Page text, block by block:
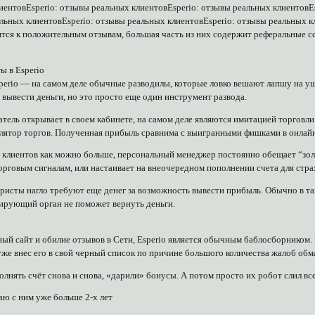
отзывы реальных клиентовEsperio: отзывы реальных
клиентовEsperio: отзывы реальных клиентовEsperio: отзывы реальных
к положительным отзывам, большая часть из них содержит реферальные
в Esperio
— на самом деле обычные разводилы, которые ловко вешают лапшу на
деньги, но это просто еще один инструмент развода.
открывает в своем кабинете, на самом деле являются имитацией
торгов. Полученная прибыль сравнима с выигранными фишками в
как можно больше, персональный менеджер постоянно обещает
сигналам, или настаивает на внеочередном пополнении счета для
нагло требуют еще денег за возможность вывести прибыль. Обычно в
орган не поможет вернуть деньги.
сайт и обилие отзывов в Сети, Esperio является обычным
внес его в свой черный список по причине большого количества жалоб
счёт снова и снова, «дарили» бонусы. А потом просто их робот слил
с ним уже больше 2-х лет